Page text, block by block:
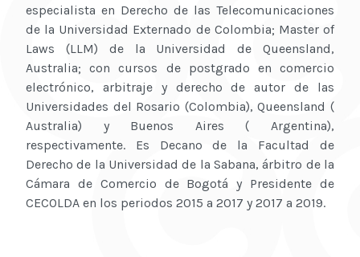
especialista en Derecho de las Telecomunicaciones
de la Universidad Externado de Colombia; Master of
Laws (LLM) de la Universidad de Queensland,
Australia; con cursos de postgrado en comercio
electrónico, arbitraje y derecho de autor de las
Universidades del Rosario (Colombia), Queensland (
Australia) y Buenos Aires ( Argentina),
respectivamente. Es Decano de la Facultad de
Derecho de la Universidad de la Sabana, árbitro de la
Cámara de Comercio de Bogotá y Presidente de
CECOLDA en los periodos 2015 a 2017 y 2017 a 2019.